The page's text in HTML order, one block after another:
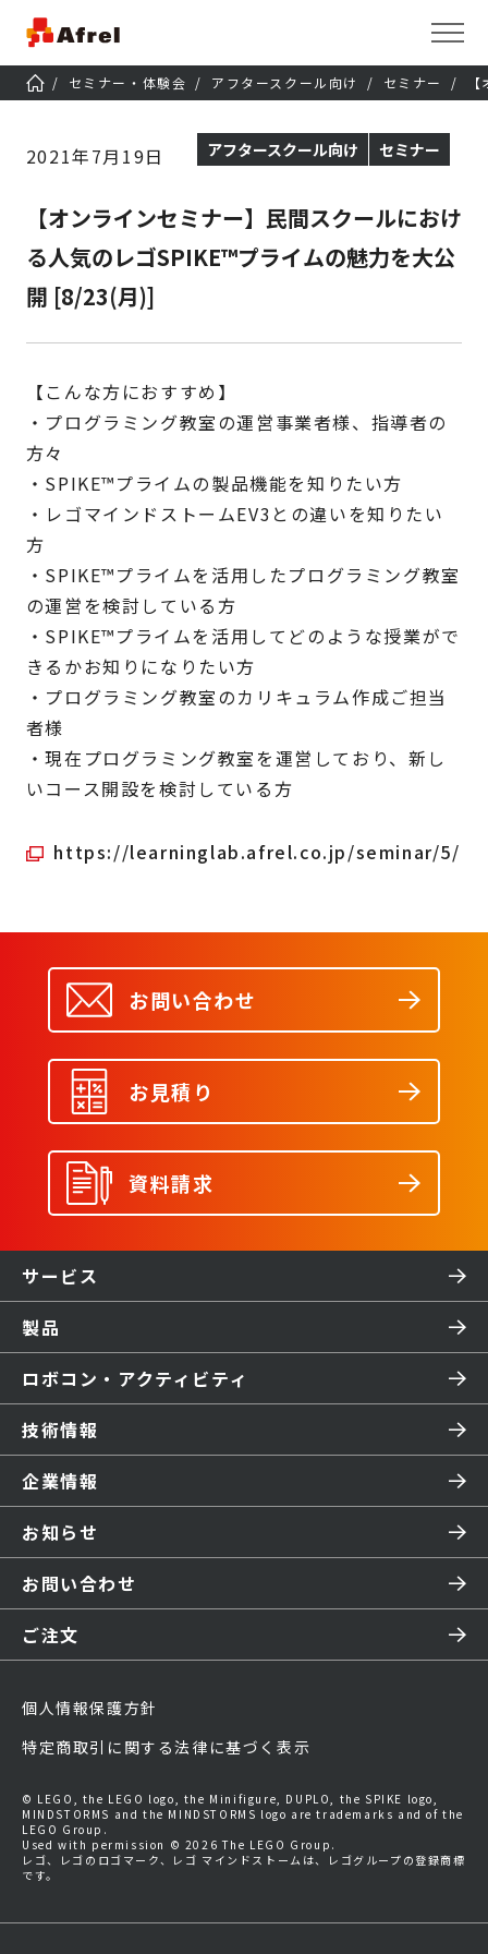
セミナー・体験会 アフタースクール向け セミナー
2021年7月19日 アフタースクール向け セミナー
【オンラインセミナー】民間スクールにおけ
る人気のレゴSPIKE™プライムの魅力を大公
開 [8/23(月)]
【こんな方におすすめ】
・プログラミング教室の運営事業者様、指導者の
方々
・SPIKE™プライムの製品機能を知りたい方
・レゴマインドストームEV3との違いを知りたい
方
・SPIKE™プライムを活用したプログラミング教室
の運営を検討している方
・SPIKE™プライムを活用してどのような授業がで
きるかお知りになりたい方
・プログラミング教室のカリキュラム作成ご担当
者様
・現在プログラミング教室を運営しており、新し
いコース開設を検討している方
https://learninglab.afrel.co.jp/seminar/5/
お問い合わせ
お見積り
資料請求
サービス
製品
ロボコン・アクティビティ
技術情報
企業情報
お知らせ
お問い合わせ
ご注文
個人情報保護方針
特定商取引に関する法律に基づく表示
© LEGO, the LEGO logo, the Minifigure, DUPLO, the SPIKE logo,
MINDSTORMS and the MINDSTORMS logo are trademarks and of the
LEGO Group.
Used with permission © 2026 The LEGO Group.
レゴ、レゴのロゴマーク、レゴ マインドストームは、レゴグループの登録商標
です。